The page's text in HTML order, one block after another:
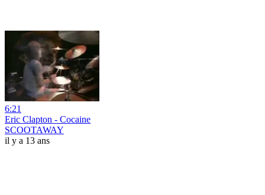
6:21
Eric Clapton - Cocaine
SCOOTAWAY
il y a 13 ans